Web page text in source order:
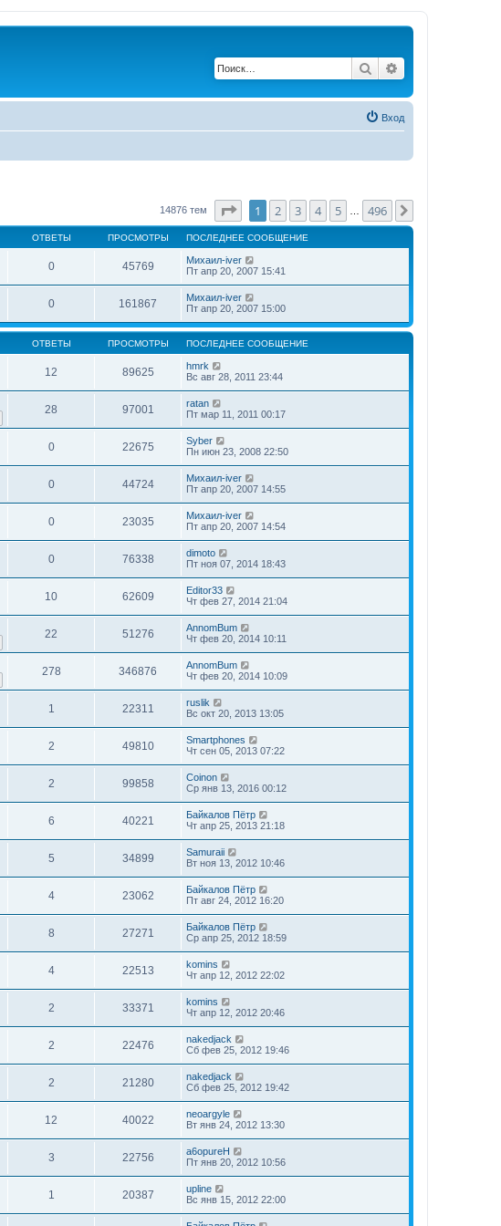
Поиск
Вход
14876 тем Страница 1 из496
1 2 3 4 5 496
ОТВЕТЫ ПРОСМОТРЫ ПОСЛЕДНЕЕ СООБЩЕНИЕ
0 45769
Михаил-iver
Пт апр 20, 2007 15:41
0 161867
Михаил-iver
Пт апр 20, 2007 15:00
ОТВЕТЫ ПРОСМОТРЫ ПОСЛЕДНЕЕ СООБЩЕНИЕ
12 89625
hmrk
Вс авг 28, 2011 23:44
28 97001
ratan
Пт мар 11, 2011 00:17
0 22675
Syber
Пн июн 23, 2008 22:50
0 44724
Михаил-iver
Пт апр 20, 2007 14:55
0 23035
Михаил-iver
Пт апр 20, 2007 14:54
0 76338
dimoto
Пт ноя 07, 2014 18:43
10 62609
Editor33
Чт фев 27, 2014 21:04
22 51276
AnnomBum
Чт фев 20, 2014 10:11
278 346876
AnnomBum
Чт фев 20, 2014 10:09
1 22311
ruslik
Вс окт 20, 2013 13:05
2 49810
Smartphones
Чт сен 05, 2013 07:22
2 99858
Coinon
Ср янв 13, 2016 00:12
6 40221
Байкалов Пётр
Чт апр 25, 2013 21:18
5 34899
Samuraii
Вт ноя 13, 2012 10:46
4 23062
Байкалов Пётр
Пт авг 24, 2012 16:20
8 27271
Байкалов Пётр
Ср апр 25, 2012 18:59
4 22513
komins
Чт апр 12, 2012 22:02
2 33371
komins
Чт апр 12, 2012 20:46
2 22476
nakedjack
Сб фев 25, 2012 19:46
2 21280
nakedjack
Сб фев 25, 2012 19:42
12 40022
neoargyle
Вт янв 24, 2012 13:30
3 22756
a6opureH
Пт янв 20, 2012 10:56
1 20387
upline
Вс янв 15, 2012 22:00